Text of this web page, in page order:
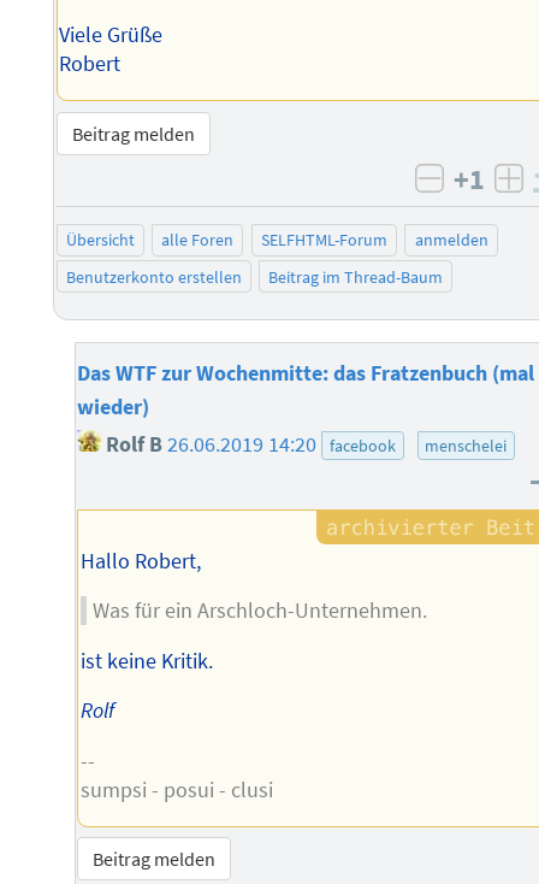
Viele Grüße
Robert
Beitrag melden
negativ
+1
Übersicht alle Foren SELFHTML-Forum
anmelden
Benutzerkonto erstellen
Beitrag im Thread-Baum
Das WTF zur Wochenmitte: das Fratzenbuch (mal
wieder)
Rolf B26.06.2019 14:20 facebook menschelei
Hallo Robert,
Was für ein Arschloch-Unternehmen.
ist keine Kritik.
Rolf
--
sumpsi - posui - clusi
Beitrag melden